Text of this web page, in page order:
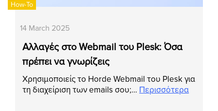
How-To
14 March 2025
Αλλαγές στο Webmail του Plesk: Όσα
πρέπει να γνωρίζεις
Χρησιμοποιείς το Horde Webmail του Plesk για
τη διαχείριση των emails σου;… Περισσότερα